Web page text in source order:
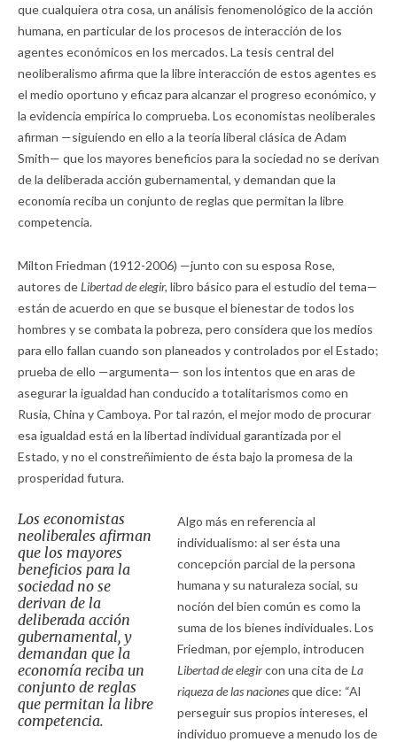
que cualquiera otra cosa, un análisis fenomenológico de la acción
humana, en particular de los procesos de interacción de los
agentes económicos en los mercados. La tesis central del
neoliberalismo afirma que la libre interacción de estos agentes es
el medio oportuno y eficaz para alcanzar el progreso económico, y
la evidencia empírica lo comprueba. Los economistas neoliberales
afirman —siguiendo en ello a la teoría liberal clásica de Adam
Smith— que los mayores beneficios para la sociedad no se derivan
de la deliberada acción gubernamental, y demandan que la
economía reciba un conjunto de reglas que permitan la libre
competencia.
Milton Friedman (1912-2006) —junto con su esposa Rose,
autores deLibertad de elegir, libro básico para el estudio del tema—
están de acuerdo en que se busque el bienestar de todos los
hombres y se combata la pobreza, pero considera que los medios
para ello fallan cuando son planeados y controlados por el Estado;
prueba de ello —argumenta— son los intentos que en aras de
asegurar la igualdad han conducido a totalitarismos como en
Rusia, China y Camboya. Por tal razón, el mejor modo de procurar
esa igualdad está en la libertad individual garantizada por el
Estado, y no el constreñimiento de ésta bajo la promesa de la
prosperidad futura.
Los economistas
neoliberales afirman
que los mayores
beneficios para la
sociedad no se
derivan de la
deliberada acción
gubernamental, y
demandan que la
economía reciba un
conjunto de reglas
que permitan la libre
competencia.
Algo más en referencia al
individualismo: al ser ésta una
concepción parcial de la persona
humana y su naturaleza social, su
noción del bien común es como la
suma de los bienes individuales. Los
Friedman, por ejemplo, introducen
Libertad de elegircon una cita deLa
riqueza de las nacionesque dice: “Al
perseguir sus propios intereses, el
individuo promueve a menudo los de